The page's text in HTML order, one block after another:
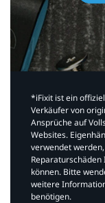
*iFixit ist ein
Verkäufer von
Ansprüche auf
Websites.
verwendet
können. Bitte
weitere
benötigen.​